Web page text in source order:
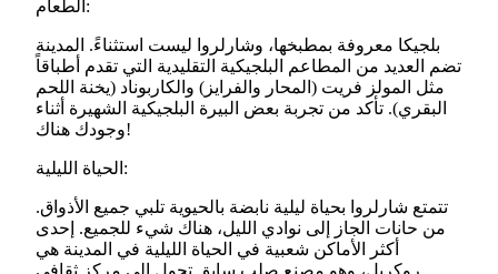
الطعام:
بلجيكا معروفة بمطبخها، وشارلروا ليست استثناءً. المدينة
تضم العديد من المطاعم البلجيكية التقليدية التي تقدم أطباقاً
مثل المولز فريت (المحار والفرايز) والكاربوناد (يخنة اللحم
البقري). تأكد من تجربة بعض البيرة البلجيكية الشهيرة أثناء
وجودك هناك!
الحياة الليلية:
تتمتع شارلروا بحياة ليلية نابضة بالحيوية تلبي جميع الأذواق.
من حانات الجاز إلى نوادي الليل، هناك شيء للجميع. إحدى
أكثر الأماكن شعبية في الحياة الليلية في المدينة هي